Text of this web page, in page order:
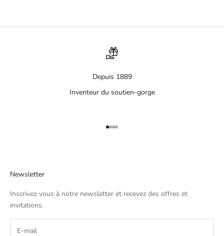
Depuis 1889
Inventeur du soutien-gorge
Aller à l'élément 1
Aller à l'élément 2
Aller à l'élément 3
Aller à l'élément 4
Newsletter
Inscrivez-vous à notre newsletter et recevez des offres et
invitations.